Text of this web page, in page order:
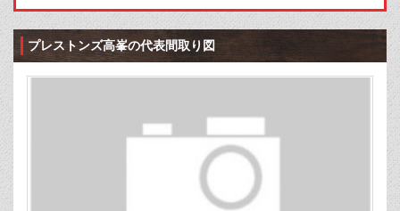
プレストンズ高峯の代表間取り図